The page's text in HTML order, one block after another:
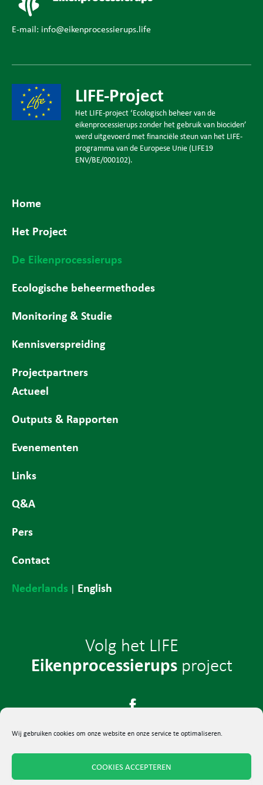
Wij gebruiken cookies om onze website en onze service te optimaliseren.
COOKIES ACCEPTEREN
E-mail: info@eikenprocessierups.life
LIFE-Project
Het LIFE-project ‘Ecologisch beheer van de
eikenprocessierups zonder het gebruik van biociden’
werd uitgevoerd met financiële steun van het LIFE-
programma van de Europese Unie (LIFE19
ENV/BE/000102).
Home
Het Project
De Eikenprocessierups
Ecologische beheermethodes
Monitoring & Studie
Kennisverspreiding
Projectpartners
Actueel
Outputs & Rapporten
Evenementen
Links
Q&A
Pers
Contact
Nederlands | English
Volg het LIFE
Eikenprocessierupsproject